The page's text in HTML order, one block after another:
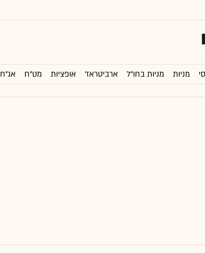
מניות מניות בחו"ל ארביטראז' אופציות מט"ח אג"ח